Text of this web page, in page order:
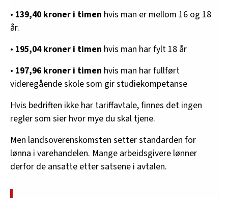
• 139,40 kroner i timen hvis man er mellom 16 og 18
år.
• 195,04 kroner i timen hvis man har fylt 18 år
• 197,96 kroner i timen hvis man har fullført
videregående skole som gir studiekompetanse
Hvis bedriften ikke har tariffavtale, finnes det ingen
regler som sier hvor mye du skal tjene.
Men landsoverenskomsten setter standarden for
lønna i varehandelen. Mange arbeidsgivere lønner
derfor de ansatte etter satsene i avtalen.